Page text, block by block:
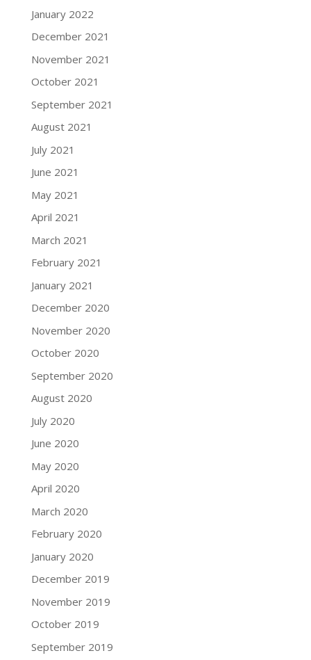
January 2022
December 2021
November 2021
October 2021
September 2021
August 2021
July 2021
June 2021
May 2021
April 2021
March 2021
February 2021
January 2021
December 2020
November 2020
October 2020
September 2020
August 2020
July 2020
June 2020
May 2020
April 2020
March 2020
February 2020
January 2020
December 2019
November 2019
October 2019
September 2019